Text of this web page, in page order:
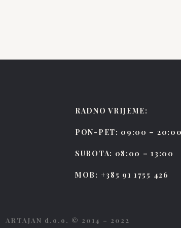
RADNO VRIJEME:
PON-PET: 09:00 –
SUBOTA: 08:00 – 13:00
MOB: +385 91 1755 426
ARTAJAN d.o.o. © 2014 – 2022